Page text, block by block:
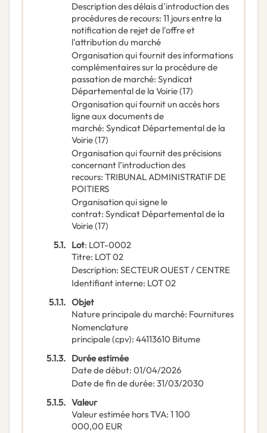
Description des délais d'introduction des
procédures de recours: 11 jours entre la
notification de rejet de l'offre et
l'attribution du marché
Organisation qui fournit des informations
complémentaires sur la procédure de
passation de marché: Syndicat
Départemental de la Voirie (17)
Organisation qui fournit un accès hors
ligne aux documents de
marché: Syndicat Départemental de la
Voirie (17)
Organisation qui fournit des précisions
concernant l’introduction des
recours: TRIBUNAL ADMINISTRATIF DE
POITIERS
Organisation qui signe le
contrat: Syndicat Départemental de la
Voirie (17)
5.1. Lot: LOT-0002
Titre: LOT 02
Description: SECTEUR OUEST / CENTRE
Identifiant interne: LOT 02
5.1.1. Objet
Nature principale du marché: Fournitures
Nomenclature
principale(cpv): 44113610 Bitume
5.1.3. Durée estimée
Date de début: 01/04/2026
Date de fin de durée: 31/03/2030
5.1.5. Valeur
Valeur estimée hors TVA: 1 100
000,00 EUR